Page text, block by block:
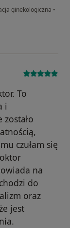
ginekologiczna •
To
i
czułam się
na
do
oraz
jest